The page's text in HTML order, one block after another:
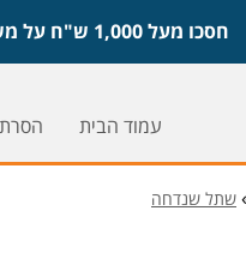
חסכו מעל 1,000 ש"ח על משקפיים ועדשות וקבעו ייעוץ חינם עם פרופ' אבי סלומון,
עמוד הבית
שתל שנדחה